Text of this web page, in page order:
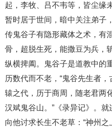
起，李牧、吕不韦等，皆尘缘
暂时居于世间，暗中关注弟子
传鬼谷子有隐形藏体之术，有
骨，超脱生死，能撒豆为兵，
纵横捭阖。鬼谷子是道教中的
历数代而不老，“鬼谷先生者
辕之代，历于商周，随老君两
汉斌鬼谷山。”《录异记》。就
向他讨求长生不老草：“神州